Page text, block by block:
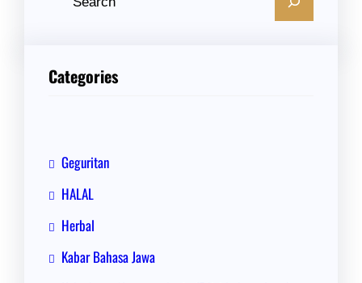
Categories
Geguritan
HALAL
Herbal
Kabar Bahasa Jawa